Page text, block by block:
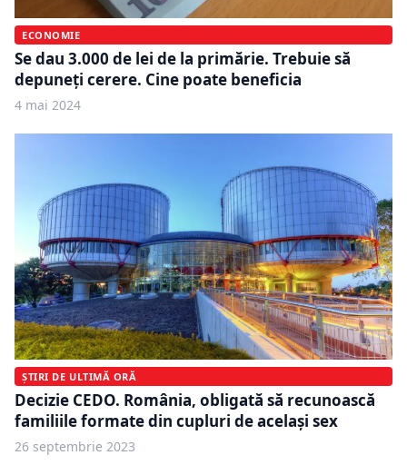
ECONOMIE
Se dau 3.000 de lei de la primărie. Trebuie să
depuneți cerere. Cine poate beneficia
4 mai 2024
ȘTIRI DE ULTIMĂ ORĂ
Decizie CEDO. România, obligată să recunoască
familiile formate din cupluri de acelaşi sex
26 septembrie 2023